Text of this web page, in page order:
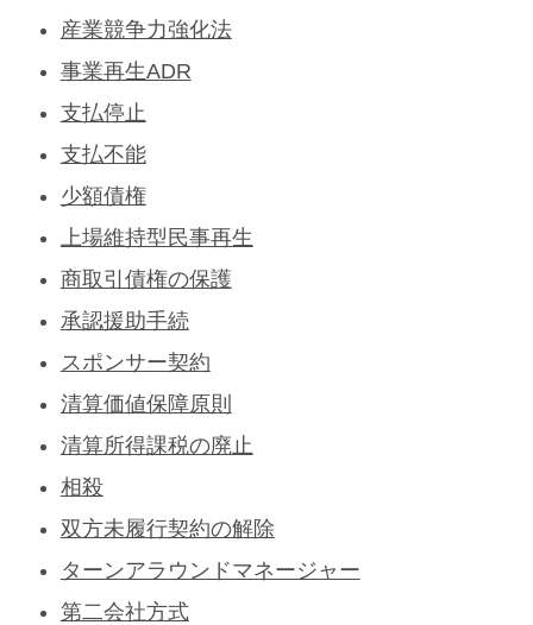
産業競争力強化法
事業再生ADR
支払停止
支払不能
少額債権
上場維持型民事再生
商取引債権の保護
承認援助手続
スポンサー契約
清算価値保障原則
清算所得課税の廃止
相殺
双方未履行契約の解除
ターンアラウンドマネージャー
第二会社方式